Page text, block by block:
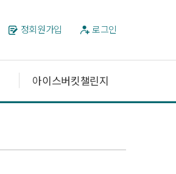
정회원가입 로그인
아이스버킷챌린지